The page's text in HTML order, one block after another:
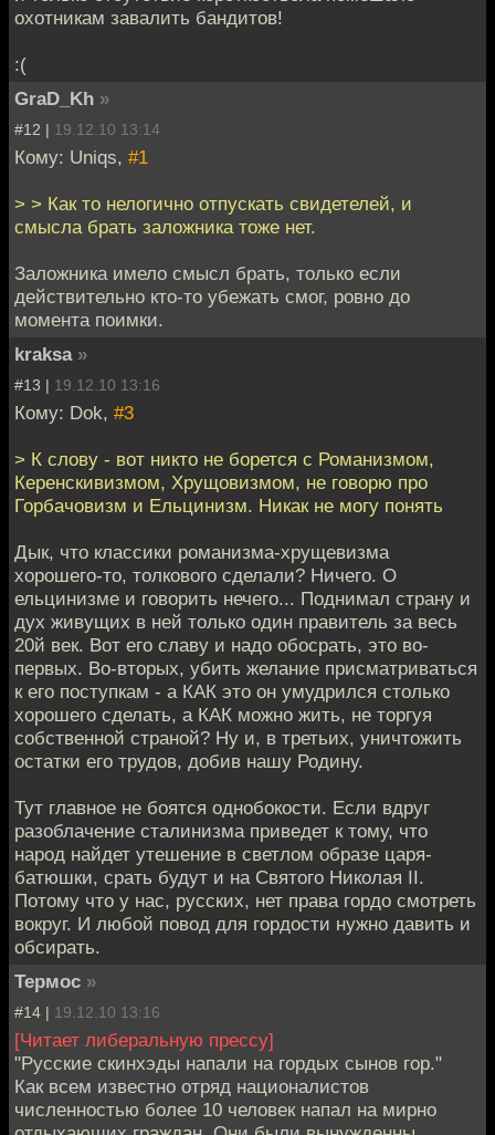
охотникам завалить бандитов!
:(
GraD_Kh »
#12 | 19.12.10 13:14
Кому: Uniqs, #1
> > Как то нелогично отпускать свидетелей, и
смысла брать заложника тоже нет.
Заложника имело смысл брать, только если
действительно кто-то убежать смог, ровно до
момента поимки.
kraksa »
#13 | 19.12.10 13:16
Кому: Dok, #3
> К слову - вот никто не борется с Романизмом,
Керенскивизмом, Хрущовизмом, не говорю про
Горбачовизм и Ельцинизм. Никак не могу понять
Дык, что классики романизма-хрущевизма
хорошего-то, толкового сделали? Ничего. О
ельцинизме и говорить нечего... Поднимал страну и
дух живущих в ней только один правитель за весь
20й век. Вот его славу и надо обосрать, это во-
первых. Во-вторых, убить желание присматриваться
к его поступкам - а КАК это он умудрился столько
хорошего сделать, а КАК можно жить, не торгуя
собственной страной? Ну и, в третьих, уничтожить
остатки его трудов, добив нашу Родину.
Тут главное не боятся однобокости. Если вдруг
разоблачение сталинизма приведет к тому, что
народ найдет утешение в светлом образе царя-
батюшки, срать будут и на Святого Николая II.
Потому что у нас, русских, нет права гордо смотреть
вокруг. И любой повод для гордости нужно давить и
обсирать.
Термос »
#14 | 19.12.10 13:16
[Читает либеральную прессу]
"Русские скинхэды напали на гордых сынов гор."
Как всем известно отряд националистов
численностью более 10 человек напал на мирно